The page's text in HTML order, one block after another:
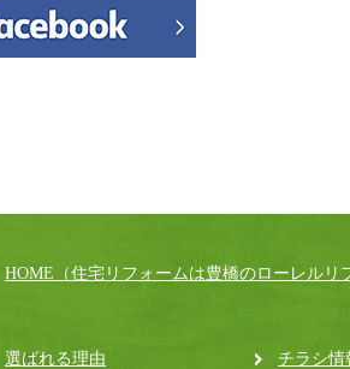
HOME（住宅リフォームは豊橋のローレルリ
選ばれる理由
チラシ情